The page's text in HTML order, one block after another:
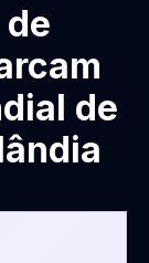
de